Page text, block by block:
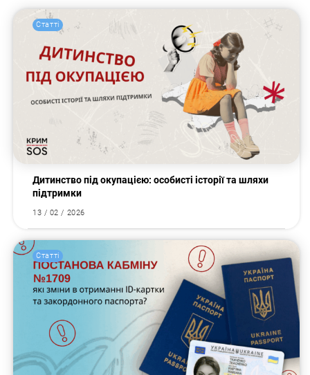
Статті
Дитинство під окупацією: особисті історії та шляхи
підтримки
13 / 02 / 2026
Статті